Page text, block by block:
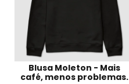
Blusa Moleton - Mais
café, menos problemas.